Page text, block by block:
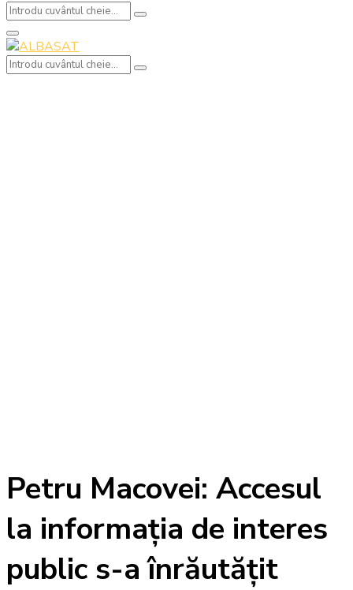
Search
for:
Search
Primary
Menu
Search
Search
Petru Macovei: Accesul
la informația de interes
public s-a înrăutățit